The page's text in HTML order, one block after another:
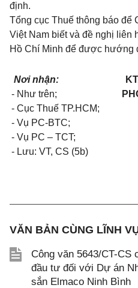
định.
Tổng cục Thuế thông báo để
Việt Nam biết và đề nghị liên
Hồ Chí Minh để được hướng
Nơi nhận:
- Như trên;
- Cục Thuế TP.HCM;
- Vụ PC-BTC;
- Vụ PC – TCT;
- Lưu: VT, CS (5b)
VĂN BẢN CÙNG LĨNH
Công văn 5643/CT-CS
đầu tư đối với Dự án
sắn Elmaco Ninh Bình